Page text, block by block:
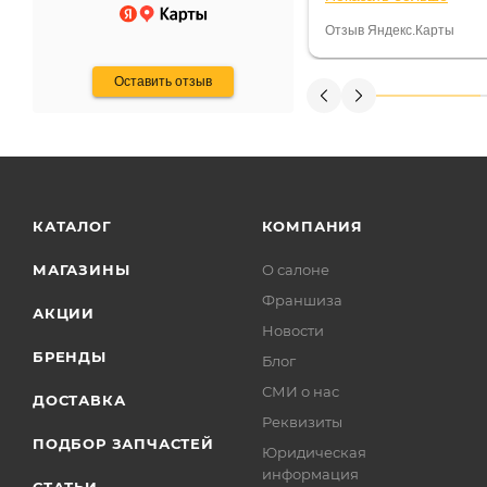
Оставить отзыв
постоянно были на
Считаю, что это
Отзыв Яндекс.Карты
КАТАЛОГ
МАГАЗИНЫ
АКЦИИ
БРЕНДЫ
ДОСТАВКА
ПОДБОР ЗАПЧАСТЕЙ
КОМПАНИЯ
О салоне
Франшиза
Новости
Блог
СМИ о нас
Реквизиты
Юридическая
информация